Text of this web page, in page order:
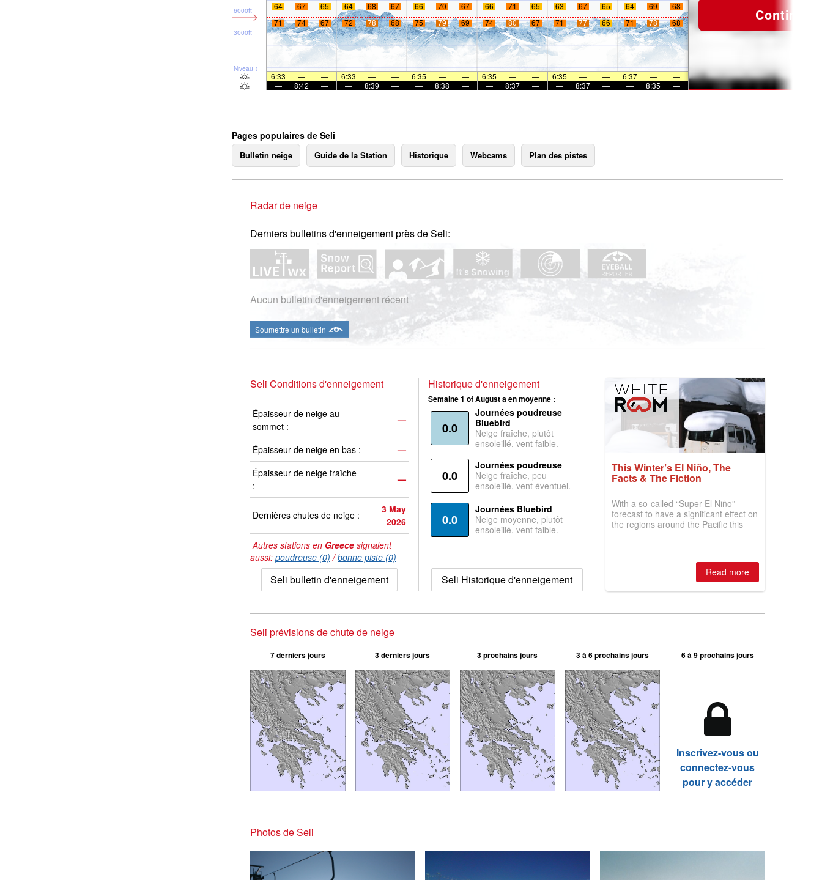
Niveau de la mer
3000ft
6000ft 64 67 65 64 68 67 66 70 67 66 71 65 63 67 65 64 69
68
71
74 67 72 78 68 75 79 69 74 80 67 71 77 66 71 78 68
6:33 — — 6:33 — — 6:35 — — 6:35 — — 6:35 — — 6:37 —
—
—
8:42 — — 8:39 — — 8:38 — — 8:37 — — 8:37 — — 8:35 —
Continuer
Pages populaires de Seli
Bulletin neige Guide de la Station Historique Webcams Plan des pistes
Radar de neige
Derniers bulletins d'enneigement près de Seli:
Aucun bulletin d'enneigement récent
Soumettre un bulletin
Seli Conditions d'enneigement
Épaisseur de neige au
sommet :
—
Épaisseur de neige en bas :
—
Épaisseur de neige fraîche
:
—
Dernières chutes de neige :
3 May
2026
Autres stations en Greece signalent
aussi: poudreuse (0) /bonne piste (0)
Seli bulletin d'enneigement
Historique d'enneigement
Semaine 1 of August a en moyenne :
0.0
Journées poudreuse
Bluebird
Neige fraîche, plutôt
ensoleillé, vent faible.
0.0
Journées poudreuse
Neige fraîche, peu
ensoleillé, vent éventuel.
0.0
Journées Bluebird
Neige moyenne, plutôt
ensoleillé, vent faible.
Seli Historique d'enneigement
This Winter’s El Niño, The
Facts & The Fiction
With a so-called “Super El Niño”
forecast to have a significant effect on
the regions around the Pacific this
Read more
Seli prévisions de chute de neige
7 derniers jours 3 derniers jours 3 prochains jours 3 à 6 prochains jours 6 à 9 prochains jours
Inscrivez-vous ou
connectez-vous
pour y accéder
Photos de Seli